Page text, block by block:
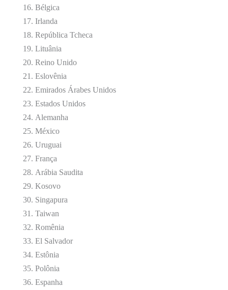
Bélgica
Irlanda
República Tcheca
Lituânia
Reino Unido
Eslovênia
Emirados Árabes Unidos
Estados Unidos
Alemanha
México
Uruguai
França
Arábia Saudita
Kosovo
Singapura
Taiwan
Romênia
El Salvador
Estônia
Polônia
Espanha